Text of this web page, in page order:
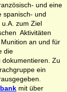
und eine
spanisch- und
u.A. zum Ziel
Aktivitäten
an und für
die
Zu
ein
mit über